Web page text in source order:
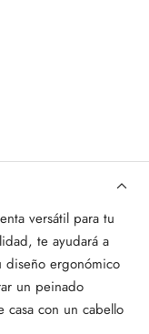
versátil para tu
te ayudará a
diseño ergonómico
un peinado
casa con un cabello